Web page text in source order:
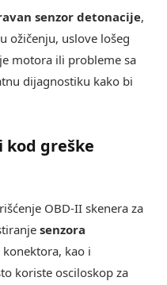
senzor detonacije,
ožičenju, uslove lošeg
motora ili probleme sa
dijagnostiku kako bi
kod greške
OBD-II skenera za
senzora
kao i
koriste osciloskop za